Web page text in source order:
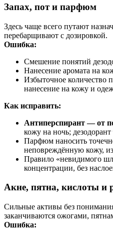
Запах, пот и парфюм
Здесь чаще всего путают
перебарщивают с дозировкой.
Ошибка:
Смешение понятий
Нанесение аромата на
Избыточное количество
нанесение на кожу и
Как исправить:
Антиперспирант — от
кожу на ночь; дезодорант
Парфюм наносить
неповреждённую кожу,
Правило «невидимого
концентрации, без
Акне, пятна, кислоты и
Сильные активы без
заканчиваются ожогами,
Ошибка: